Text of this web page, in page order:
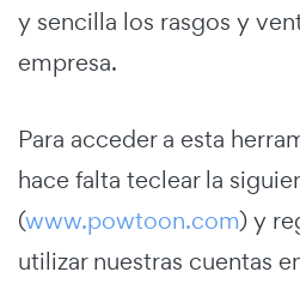
y sencilla los rasgos y
empresa.
Para acceder a esta
hace falta teclear la
(www.powtoon.com) y
utilizar nuestras cuentas